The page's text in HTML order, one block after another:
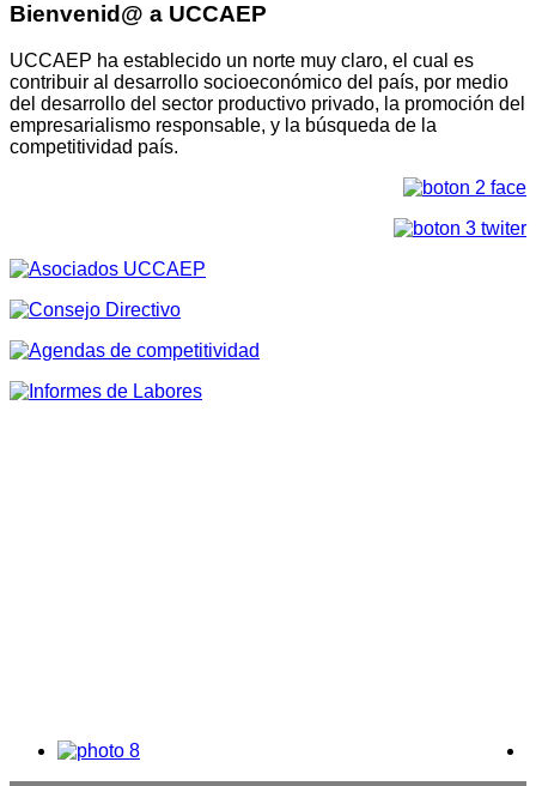
Bienvenid@ a UCCAEP
UCCAEP ha establecido un norte muy claro, el cual es
contribuir al desarrollo socioeconómico del país, por medio
del desarrollo del sector productivo privado, la promoción del
empresarialismo responsable, y la búsqueda de la
competitividad país.